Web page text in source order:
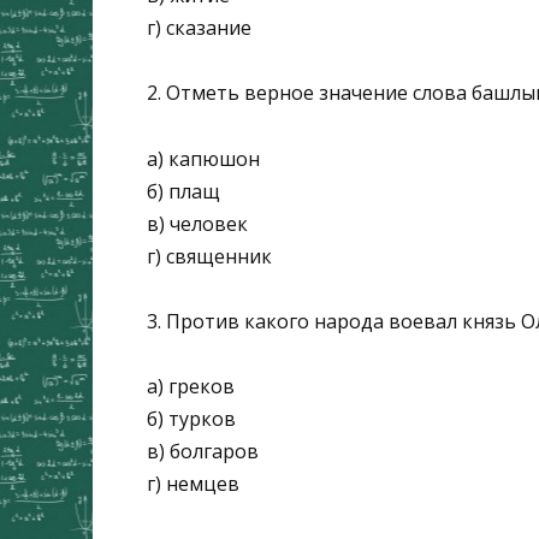
г) сказание
2. Отметь верное значение слова
а) капюшон
б) плащ
в) человек
г) священник
3. Против какого народа воевал князь
а) греков
б) турков
в) болгаров
г) немцев